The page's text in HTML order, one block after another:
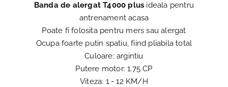
Banda de alergat T4000 plus ideala pentru
antrenament acasa
Poate fi folosita pentru mers sau alergat
Ocupa foarte putin spatiu, fiind pliabila total
Culoare: argintiu
Putere motor: 1.75 CP
Viteza: 1 - 12 KM/H